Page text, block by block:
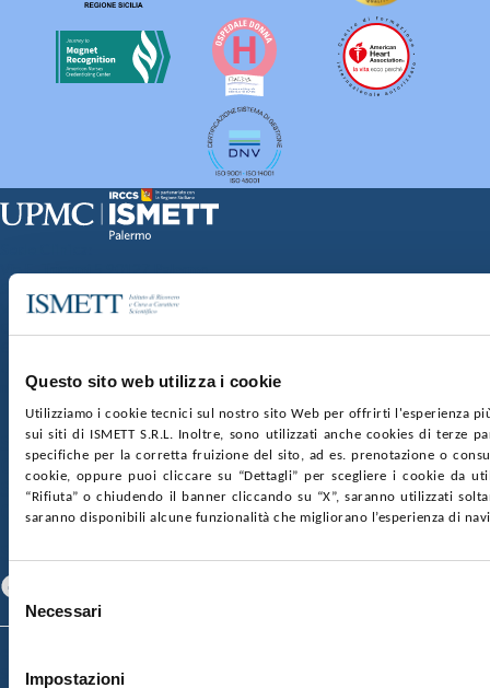
Questo sito web utilizza i cookie
Utilizziamo i cookie tecnici sul nostro sito Web per offrirti l'esperienza
sui siti di ISMETT S.R.L. Inoltre, sono utilizzati anche cookies di terze
specifiche per la corretta fruizione del sito, ad es. prenotazione o
cookie, oppure puoi cliccare su “Dettagli” per scegliere i cookie da
“Rifiuta” o chiudendo il banner cliccando su “X”, saranno utilizzati
saranno disponibili alcune funzionalità che migliorano l’esperienza di
Selezione
delNecessari
Impostazioni
Via Discesa dei Giudici 4 90133 Palermo
nr. REA PA-201818 P.I. 04544550827
SOCIETÀ TRASPARENTE WHISTLEBLOWING
GARE E CONTRATTIPRIVACYCOOKIE POLICY
SOSTIENICIMAPPA DEL SITOACCESSIBILITÀ
CONTATTI
Specializzazione)